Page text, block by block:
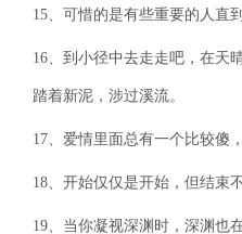
15、可惜的是有些重要的人直
16、到小径中去走走吧，在天
踏着新泥，涉过溪流。
17、爱情里面总有一个比较傻
18、开始仅仅是开始，但结束
19、当你凝视深渊时，深渊也